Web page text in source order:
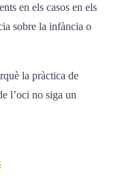
en els casos en els
sobre la infància o
la pràctica de
l’oci no siga un